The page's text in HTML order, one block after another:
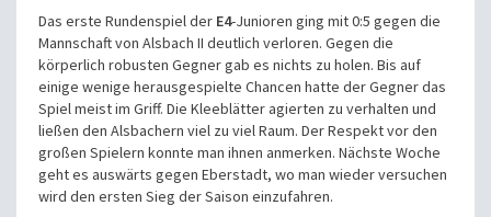
Das erste Rundenspiel der E4-Junioren ging mit 0:5 gegen die
Mannschaft von Alsbach II deutlich verloren. Gegen die
körperlich robusten Gegner gab es nichts zu holen. Bis auf
einige wenige herausgespielte Chancen hatte der Gegner das
Spiel meist im Griff. Die Kleeblätter agierten zu verhalten und
ließen den Alsbachern viel zu viel Raum. Der Respekt vor den
großen Spielern konnte man ihnen anmerken. Nächste Woche
geht es auswärts gegen Eberstadt, wo man wieder versuchen
wird den ersten Sieg der Saison einzufahren.